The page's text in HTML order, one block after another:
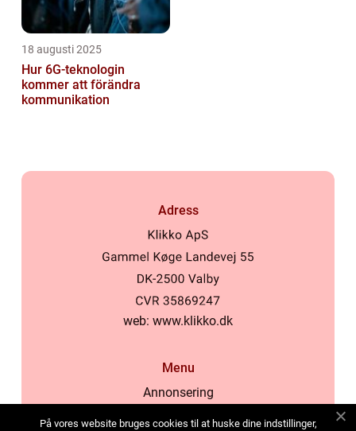
18 augusti 2025
Hur 6G-teknologin
kommer att förändra
kommunikation
Adress
web: www.klikko.dk
Menu
Annonsering
På vores website bruges cookies til at huske dine indstillinger,